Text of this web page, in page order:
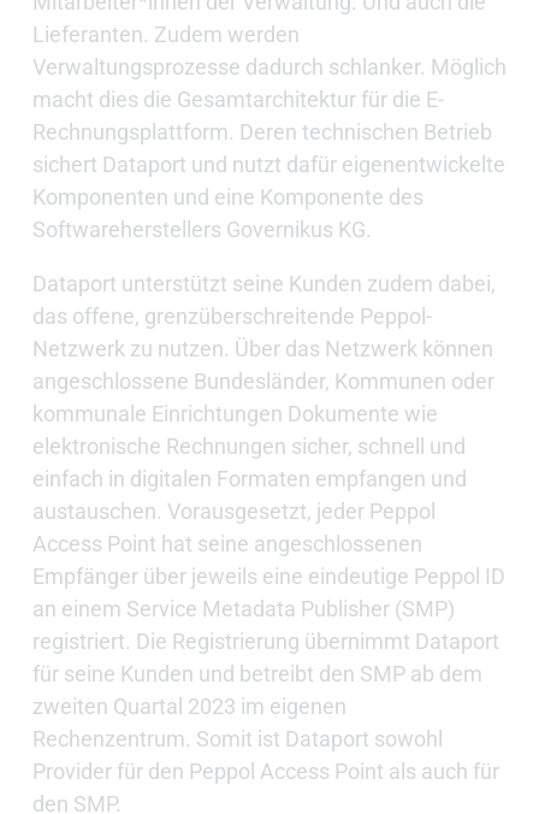
Lieferanten. Zudem werden
Verwaltungsprozesse dadurch schlanker. Möglich
macht dies die Gesamtarchitektur für die E-
Rechnungsplattform. Deren technischen Betrieb
sichert Dataport und nutzt dafür eigenentwickelte
Komponenten und eine Komponente des
Softwareherstellers Governikus KG.
Dataport unterstützt seine Kunden zudem dabei,
das offene, grenzüberschreitende Peppol-
Netzwerk zu nutzen. Über das Netzwerk können
angeschlossene Bundesländer, Kommunen oder
kommunale Einrichtungen Dokumente wie
elektronische Rechnungen sicher, schnell und
einfach in digitalen Formaten empfangen und
austauschen. Vorausgesetzt, jeder Peppol
Access Point hat seine angeschlossenen
Empfänger über jeweils eine eindeutige Peppol ID
an einem Service Metadata Publisher (SMP)
registriert. Die Registrierung übernimmt Dataport
für seine Kunden und betreibt den SMP ab dem
zweiten Quartal 2023 im eigenen
Rechenzentrum. Somit ist Dataport sowohl
Provider für den Peppol Access Point als auch für
den SMP.